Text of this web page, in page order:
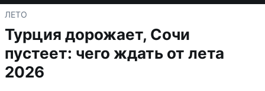
ЛЕТО
Турция дорожает, Сочи
пустеет: чего ждать от лета
2026